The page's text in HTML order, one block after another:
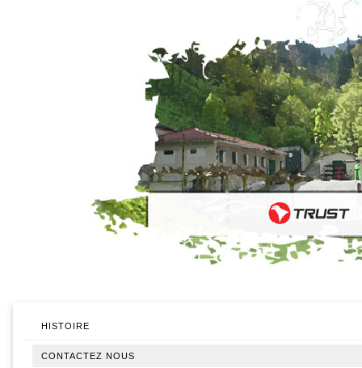
HISTOIRE
CONTACTEZ NOUS